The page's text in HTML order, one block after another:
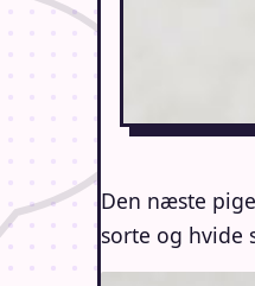
Den næste
sorte og hvide